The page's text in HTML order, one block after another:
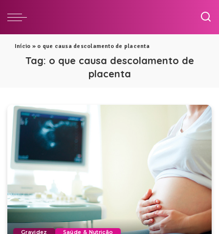
Início » o que causa descolamento de placenta
Tag: o que causa descolamento de
placenta
Gravidez Saúde & Nutrição